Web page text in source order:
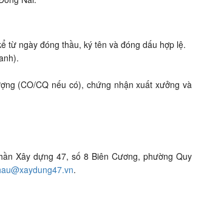
từ ngày đóng thầu, ký tên và đóng dấu hợp lệ.
(CO/CQ nếu có), chứng nhận xuất xưởng và
Xây dựng 47, số 8 Biên Cương, phường Quy
.